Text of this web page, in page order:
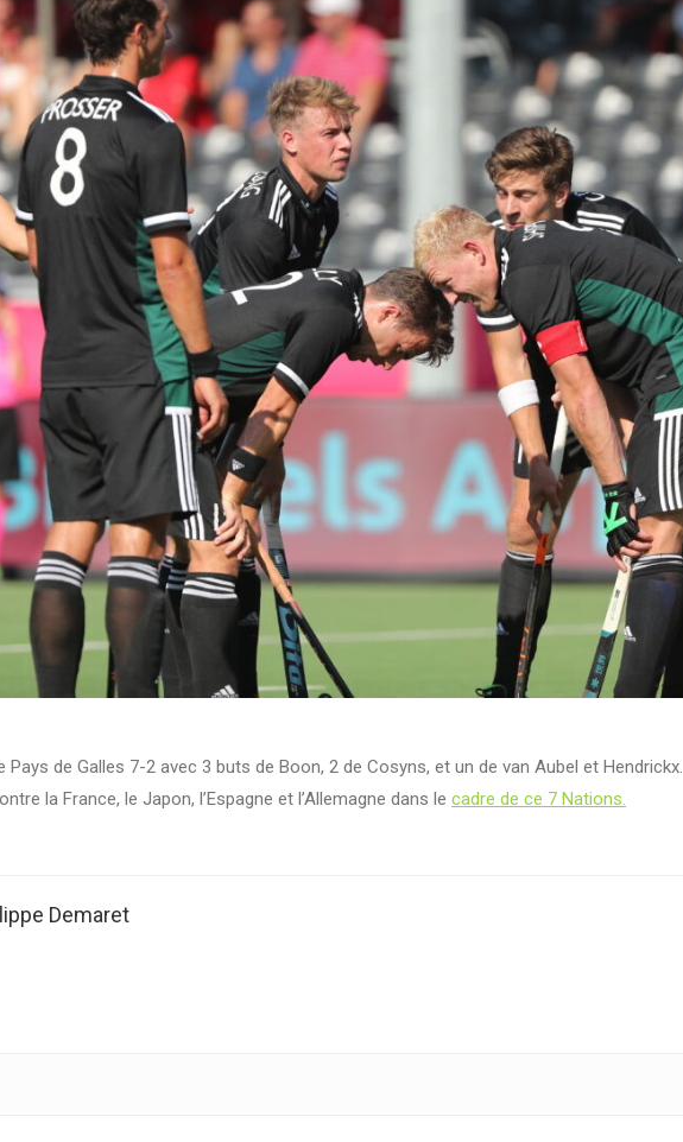
de Galles 7-2 avec 3 buts de Boon, 2 de Cosyns, et un de van Aubel et Hendrickx.
la France, le Japon, l’Espagne et l’Allemagne dans le cadre de ce 7 Nations.
Demaret